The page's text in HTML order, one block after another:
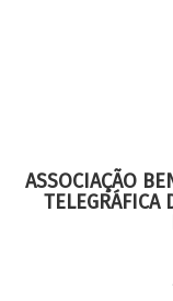
ASSOCIAÇÃO
TELEGRÁFICA